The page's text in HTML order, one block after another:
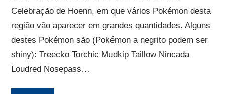
Celebração de Hoenn, em que vários Pokémon desta
região vão aparecer em grandes quantidades. Alguns
destes Pokémon são (Pokémon a negrito podem ser
shiny): Treecko Torchic Mudkip Taillow Nincada
Loudred Nosepass…